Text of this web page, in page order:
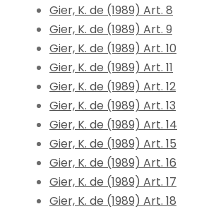
Gier, K. de (1989) Art. 8
Gier, K. de (1989) Art. 9
Gier, K. de (1989) Art. 10
Gier, K. de (1989) Art. 11
Gier, K. de (1989) Art. 12
Gier, K. de (1989) Art. 13
Gier, K. de (1989) Art. 14
Gier, K. de (1989) Art. 15
Gier, K. de (1989) Art. 16
Gier, K. de (1989) Art. 17
Gier, K. de (1989) Art. 18